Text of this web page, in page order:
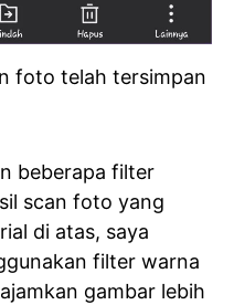
foto telah tersimpan
beberapa filter
scan foto yang
di atas, saya
filter warna
gambar lebih